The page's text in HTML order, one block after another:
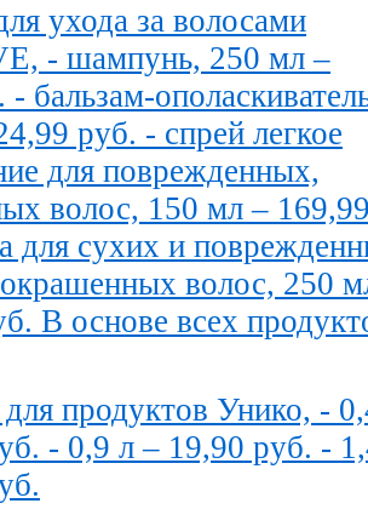
ухода за волосами
- шампунь, 250 мл –
бальзам-
руб. - спрей легкое
для поврежденных,
волос, 150 мл –
для сухих и
волос, 250
В основе всех
для продуктов Унико, -
- 0,9 л – 19,90 руб. -